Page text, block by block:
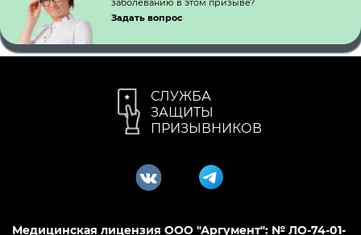
заболеванию в этом призыве?
Задать вопрос
СЛУЖБА
ЗАЩИТЫ
ПРИЗЫВНИКОВ
Медицинская лицензия ООО "Аргумент": № ЛО-74-01-